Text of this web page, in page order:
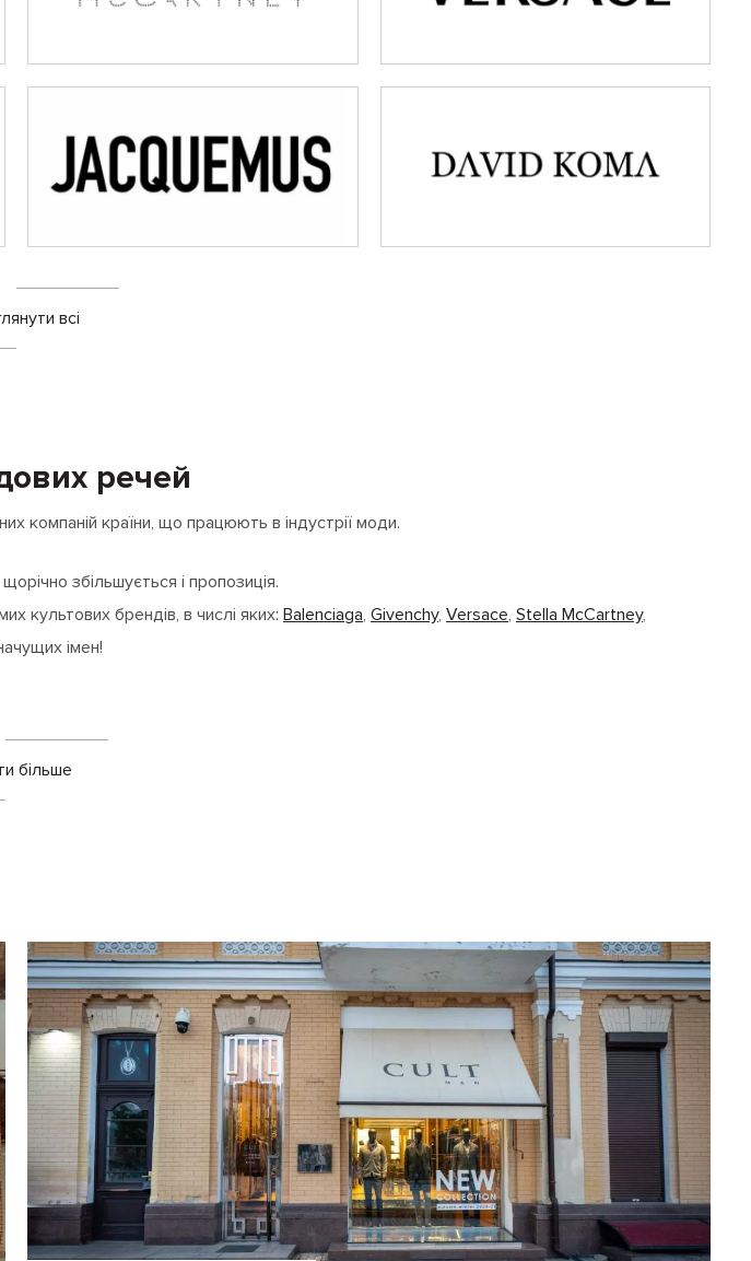
всі
речей
компаній країни, що працюють в індустрії моди.
збільшується і пропозиція.
культових брендів, в числі яких: Balenciaga, Givenchy, Versace, Stella McCartney,
імен!
для фанатів моди, які хочуть створювати екстра-стильні образи на кожен день.
понад 100 люксових брендів, які диктують тенденції моди і з
буде слідувати беззаперечно. Для наших клієнтів ми представляємо:
більше